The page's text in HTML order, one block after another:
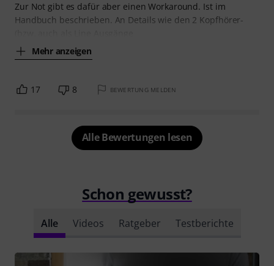
Zur Not gibt es dafür aber einen Workaround. Ist im
Handbuch beschrieben. An Details wie den 2 Kopfhörer-
Mehr anzeigen
17 8 BEWERTUNG MELDEN
Alle Bewertungen lesen
Schon gewusst?
Alle Videos Ratgeber Testberichte